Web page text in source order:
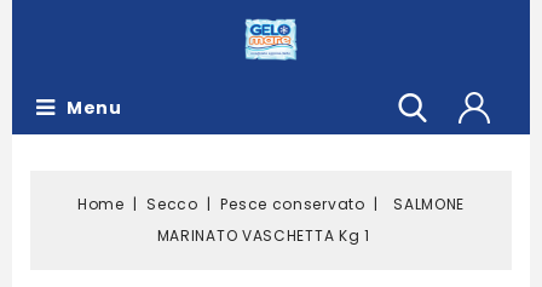
Menu
Home Secco Pesce conservato
SALMONE
MARINATO VASCHETTA Kg 1